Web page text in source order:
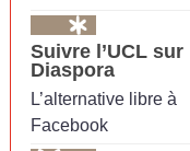
Suivre l’UCL sur
Diaspora
L’alternative libre à
Facebook